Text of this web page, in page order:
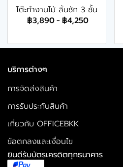
โต๊ะทำงานไม้ ลิ้นชัก 3 ชั้น
฿3,890- ฿4,250
บริการต่างๆ
การจัดส่งสินค้า
การรับประกันสินค้า
เกี่ยวกับ OFFICEBKK
ข้อตกลงและเงื่อนไข
ยินดีรับบัตรเครดิตทุกธนาคาร